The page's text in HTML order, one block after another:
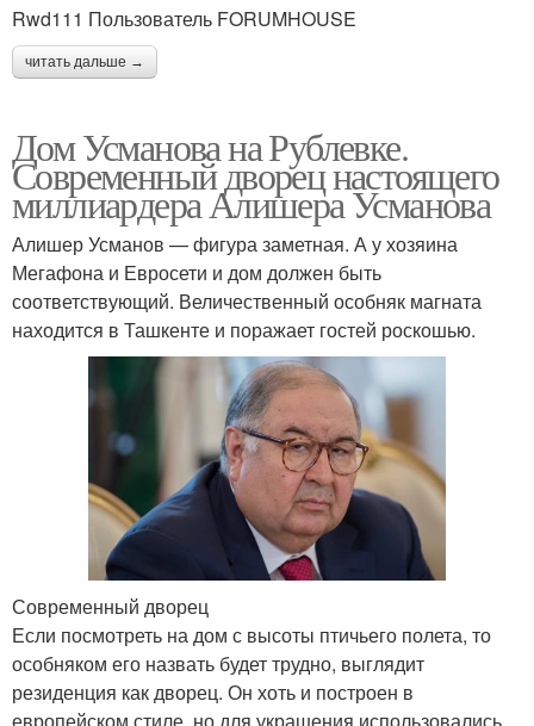
Rwd111 Пользователь FORUMHOUSE
читать дальше →
Дом Усманова на Рублевке.
Современный дворец настоящего
миллиардера Алишера Усманова
Алишер Усманов — фигура заметная. А у хозяина
Мегафона и Евросети и дом должен быть
соответствующий. Величественный особняк магната
находится в Ташкенте и поражает гостей роскошью.
Современный дворец
Если посмотреть на дом с высоты птичьего полета, то
особняком его назвать будет трудно, выглядит
резиденция как дворец. Он хоть и построен в